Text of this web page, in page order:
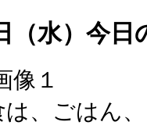
（水）今日
は、ごはん